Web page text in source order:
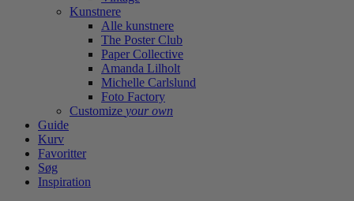
Kunstnere
Alle kunstnere
The Poster Club
Paper Collective
Amanda Lilholt
Michelle Carlslund
Foto Factory
Customize your own
Guide
Kurv
Favoritter
Søg
Inspiration